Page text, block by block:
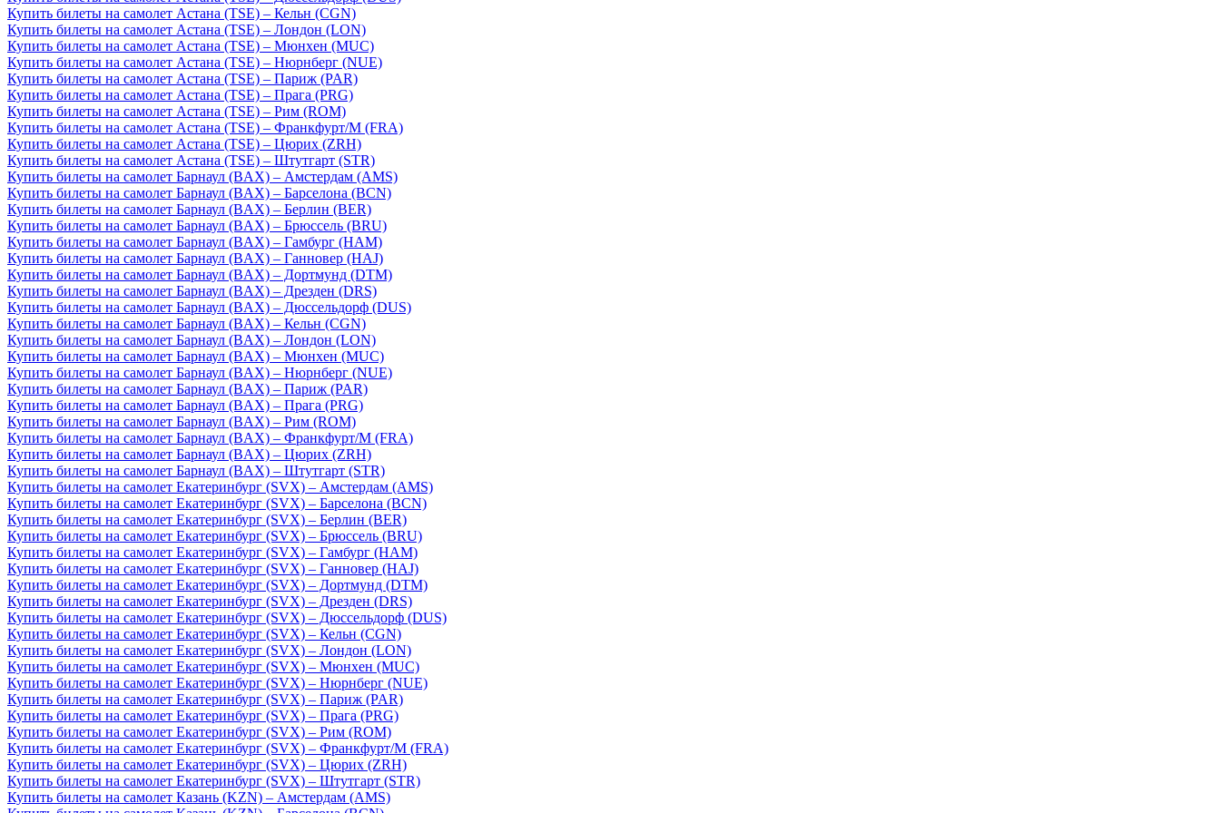
Купить билеты на самолет Астана (TSE) – Кельн (CGN)
Купить билеты на самолет Астана (TSE) – Лондон (LON)
Купить билеты на самолет Астана (TSE) – Мюнхен (MUC)
Купить билеты на самолет Астана (TSE) – Нюрнберг (NUE)
Купить билеты на самолет Астана (TSE) – Париж (PAR)
Купить билеты на самолет Астана (TSE) – Прага (PRG)
Купить билеты на самолет Астана (TSE) – Рим (ROM)
Купить билеты на самолет Астана (TSE) – Франкфурт/М (FRA)
Купить билеты на самолет Астана (TSE) – Цюрих (ZRH)
Купить билеты на самолет Астана (TSE) – Штутгарт (STR)
Купить билеты на самолет Барнаул (BAX) – Амстердам (AMS)
Купить билеты на самолет Барнаул (BAX) – Барселона (BCN)
Купить билеты на самолет Барнаул (BAX) – Берлин (BER)
Купить билеты на самолет Барнаул (BAX) – Брюссель (BRU)
Купить билеты на самолет Барнаул (BAX) – Гамбург (HAM)
Купить билеты на самолет Барнаул (BAX) – Ганновер (HAJ)
Купить билеты на самолет Барнаул (BAX) – Дортмунд (DTM)
Купить билеты на самолет Барнаул (BAX) – Дрезден (DRS)
Купить билеты на самолет Барнаул (BAX) – Дюссельдорф (DUS)
Купить билеты на самолет Барнаул (BAX) – Кельн (CGN)
Купить билеты на самолет Барнаул (BAX) – Лондон (LON)
Купить билеты на самолет Барнаул (BAX) – Мюнхен (MUC)
Купить билеты на самолет Барнаул (BAX) – Нюрнберг (NUE)
Купить билеты на самолет Барнаул (BAX) – Париж (PAR)
Купить билеты на самолет Барнаул (BAX) – Прага (PRG)
Купить билеты на самолет Барнаул (BAX) – Рим (ROM)
Купить билеты на самолет Барнаул (BAX) – Франкфурт/М (FRA)
Купить билеты на самолет Барнаул (BAX) – Цюрих (ZRH)
Купить билеты на самолет Барнаул (BAX) – Штутгарт (STR)
Купить билеты на самолет Екатеринбург (SVX) – Амстердам (AMS)
Купить билеты на самолет Екатеринбург (SVX) – Барселона (BCN)
Купить билеты на самолет Екатеринбург (SVX) – Берлин (BER)
Купить билеты на самолет Екатеринбург (SVX) – Брюссель (BRU)
Купить билеты на самолет Екатеринбург (SVX) – Гамбург (HAM)
Купить билеты на самолет Екатеринбург (SVX) – Ганновер (HAJ)
Купить билеты на самолет Екатеринбург (SVX) – Дортмунд (DTM)
Купить билеты на самолет Екатеринбург (SVX) – Дрезден (DRS)
Купить билеты на самолет Екатеринбург (SVX) – Дюссельдорф (DUS)
Купить билеты на самолет Екатеринбург (SVX) – Кельн (CGN)
Купить билеты на самолет Екатеринбург (SVX) – Лондон (LON)
Купить билеты на самолет Екатеринбург (SVX) – Мюнхен (MUC)
Купить билеты на самолет Екатеринбург (SVX) – Нюрнберг (NUE)
Купить билеты на самолет Екатеринбург (SVX) – Париж (PAR)
Купить билеты на самолет Екатеринбург (SVX) – Прага (PRG)
Купить билеты на самолет Екатеринбург (SVX) – Рим (ROM)
Купить билеты на самолет Екатеринбург (SVX) – Франкфурт/М (FRA)
Купить билеты на самолет Екатеринбург (SVX) – Цюрих (ZRH)
Купить билеты на самолет Екатеринбург (SVX) – Штутгарт (STR)
Купить билеты на самолет Казань (KZN) – Амстердам (AMS)